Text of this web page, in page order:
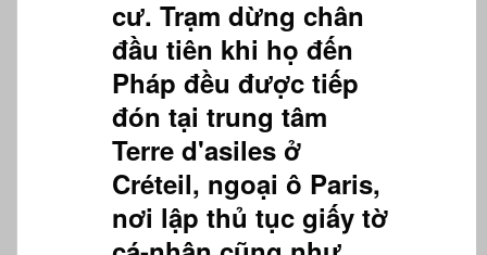
cư. Trạm dừng chân
đầu tiên khi họ đến
Pháp đều được tiếp
đón tại trung tâm
Terre d'asiles ở
Créteil, ngoại ô Paris,
nơi lập thủ tục giấy tờ